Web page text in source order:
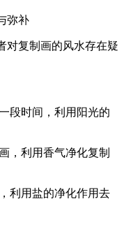
弥补
对复制画的风水存在疑
段时间，利用阳光的
，利用香气净化复制
利用盐的净化作用去